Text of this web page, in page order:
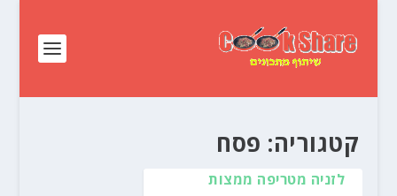
קטגוריה: פסח
לזניה מטריפה ממצות